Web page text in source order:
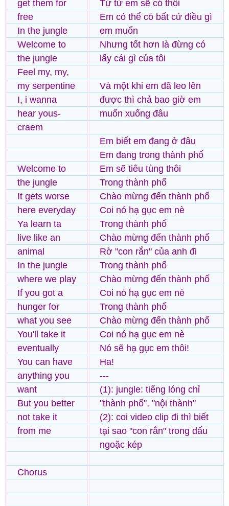
get them for
free
In the jungle
Welcome to
the jungle
Feel my, my,
my serpentine
I, i wanna
hear yous-
craem
Welcome to
the jungle
It gets worse
here everyday
Ya learn ta
live like an
animal
In the jungle
where we play
If you got a
hunger for
what you see
You'll take it
eventually
You can have
anything you
want
But you better
not take it
from me
Chorus
Từ từ em sẽ có thôi
Em có thể có bất cứ điều gì
em muốn
Nhưng tốt hơn là đừng có
lấy cái gì của tôi
Và một khi em đã leo lên
được thì chả bao giờ em
muốn xuống đâu
Em biết em đang ở đâu
Em đang trong thành phố
Em sẽ tiêu tùng thôi
Trong thành phố
Chào mừng đến thành phố
Coi nó hạ gục em nè
Trong thành phố
Chào mừng đến thành phố
Rờ "con rắn" của anh đi
Trong thành phố
Chào mừng đến thành phố
Coi nó hạ gục em nè
Trong thành phố
Chào mừng đến thành phố
Coi nó hạ gục em nè
Nó sẽ hạ gục em thôi!
Ha!
---
(1): jungle: tiếng lóng chỉ
"thành phố", "nội thành"
(2): coi video clip đi thì biết
tại sao "con rắn" trong dấu
ngoặc kép